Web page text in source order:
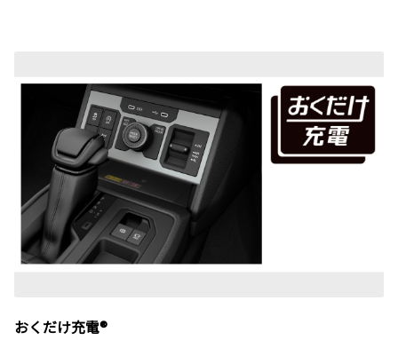
おくだけ充電®